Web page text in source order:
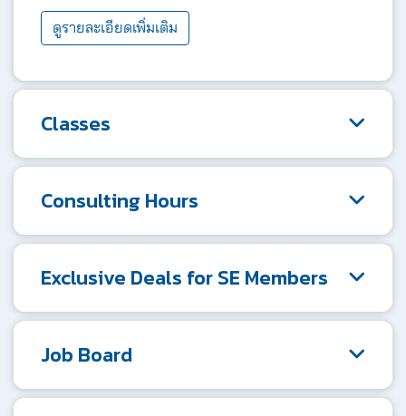
ดูรายละเอียดเพิ่มเติม
Classes
Consulting Hours
Exclusive Deals for SE Members
Job Board